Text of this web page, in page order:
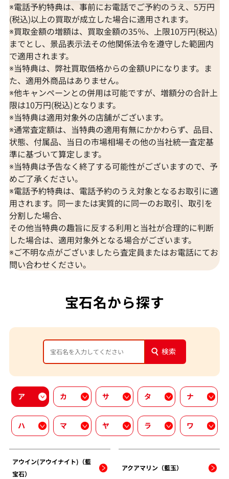
※電話予約特典は、事前にお電話でご予約のうえ、5万円
(税込)以上の買取が成立した場合に適用されます。
※買取金額の増額は、買取金額の35％、上限10万円(税込)
までとし、景品表示法その他関係法令を遵守した範囲内
で適用されます。
※当特典は、弊社買取価格からの金額UPになります。ま
た、適用外商品はありません。
※他キャンペーンとの併用は可能ですが、増額分の合計上
限は10万円(税込)となります。
※当特典は適用対象外の店舗がございます。
※通常査定額は、当特典の適用有無にかかわらず、品目、
状態、付属品、当日の市場相場その他の当社統一査定基
準に基づいて算定します。
※当特典は予告なく終了する可能性がございますので、予
めご了承ください。
※電話予約特典は、電話予約のうえ対象となるお取引に適
用されます。同一または実質的に同一のお取引、取引を
分割した場合、
その他当特典の趣旨に反する利用と当社が合理的に判断
した場合は、適用対象外となる場合がございます。
※ご不明な点がございましたら査定員またはお電話にてお
問い合わせください。
宝石名から探す
検索
ア カ サ タ ナ
ハ マ ヤ ラ ワ
アウイン(アウイナイト)（藍
宝石）
アクアマリン（藍玉）